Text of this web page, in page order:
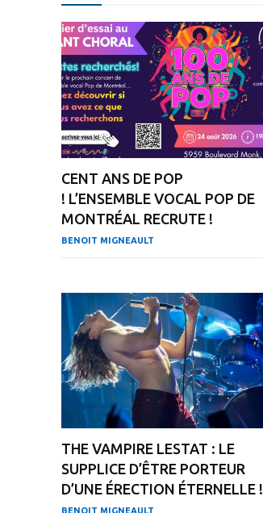
CENT ANS DE POP
! L’ENSEMBLE VOCAL POP DE
MONTRÉAL RECRUTE !
BENOIT MIGNEAULT
THE VAMPIRE LESTAT : LE
SUPPLICE D’ÊTRE PORTEUR
D’UNE ÉRECTION ÉTERNELLE !
BENOIT MIGNEAULT